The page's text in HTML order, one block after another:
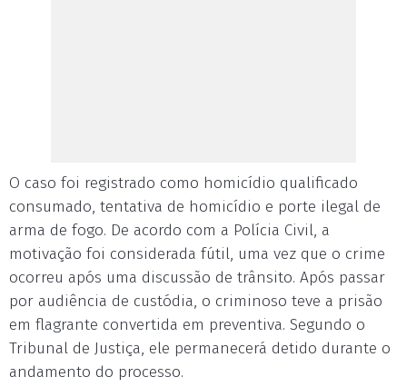
O caso foi registrado como homicídio qualificado
consumado, tentativa de homicídio e porte ilegal de
arma de fogo. De acordo com a Polícia Civil, a
motivação foi considerada fútil, uma vez que o crime
ocorreu após uma discussão de trânsito. Após passar
por audiência de custódia, o criminoso teve a prisão
em flagrante convertida em preventiva. Segundo o
Tribunal de Justiça, ele permanecerá detido durante o
andamento do processo.